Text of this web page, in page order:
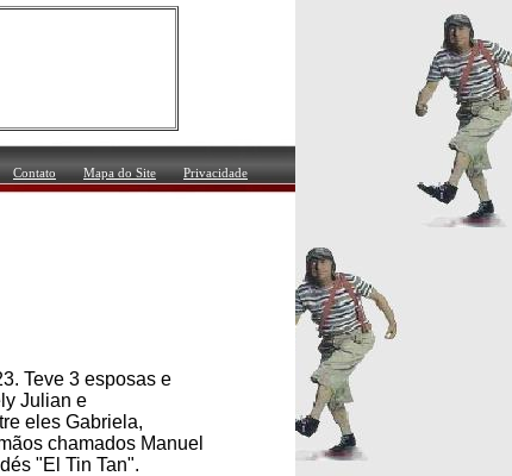
Contato Mapa do Site Privacidade
Teve 3 esposas e
Julian e
eles Gabriela,
chamados Manuel
"El Tin Tan".